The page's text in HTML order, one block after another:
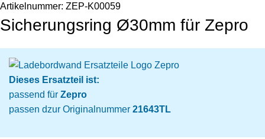
Artikelnummer: ZEP-K00059
Sicherungsring Ø30mm für Zepro
Dieses Ersatzteil ist:
passend für Zepro
passen dzur Originalnummer 21643TL